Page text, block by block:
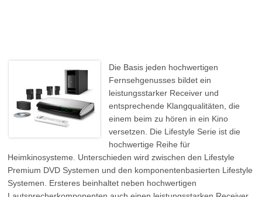
Die Basis jeden hochwertigen
Fernsehgenusses bildet ein
leistungsstarker Receiver und
entsprechende Klangqualitäten, die
einem beim zu hören in ein Kino
versetzen. Die Lifestyle Serie ist die
hochwertige Reihe für
Heimkinosysteme. Unterschieden wird zwischen den Lifestyle
Premium DVD Systemen und den komponentenbasierten Lifestyle
Systemen. Ersteres beinhaltet neben hochwertigen